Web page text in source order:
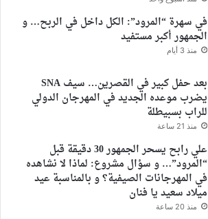
في سهرة “المرود”: الكل داخل في الربح… و
الجمهور أكبر مستفيد
منذ 3 أيام
بعد حفل كبير في القصرين… سيف SNA
يضرب موعده الجديد في المهرجان الدولي
للراب بسبيطلة
منذ 21 ساعة
علي رابح يسحر الجمهور 30 دقيقة قبل
“المرود”… و سؤال مشروع: لماذا لا نشاهده
في المهرجانات الصيفية؟ و بالمناسبة عيد
ميلاد سعيد يا فنان
منذ 20 ساعة